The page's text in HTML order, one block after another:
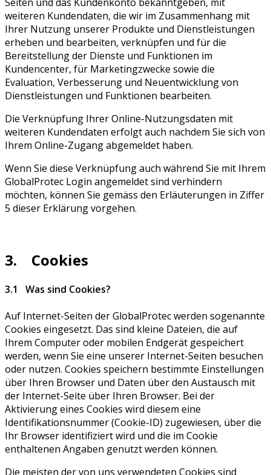
weiteren Kundendaten, die wir im Zusammenhang mit
Ihrer Nutzung unserer Produkte und Dienstleistungen
erheben und bearbeiten, verknüpfen und für die
Bereitstellung der Dienste und Funktionen im
Kundencenter, für Marketingzwecke sowie die
Evaluation, Verbesserung und Neuentwicklung von
Dienstleistungen und Funktionen bearbeiten.
Die Verknüpfung Ihrer Online-Nutzungsdaten mit
weiteren Kundendaten erfolgt auch nachdem Sie sich von
Ihrem Online-Zugang abgemeldet haben.
Wenn Sie diese Verknüpfung auch während Sie mit Ihrem
GlobalProtec Login angemeldet sind verhindern
möchten, können Sie gemäss den Erläuterungen in Ziffer
5 dieser Erklärung vorgehen.
3. Cookies
3.1 Was sind Cookies?
Auf Internet-Seiten der GlobalProtec werden sogenannte
Cookies eingesetzt. Das sind kleine Dateien, die auf
Ihrem Computer oder mobilen Endgerät gespeichert
werden, wenn Sie eine unserer Internet-Seiten besuchen
oder nutzen. Cookies speichern bestimmte Einstellungen
über Ihren Browser und Daten über den Austausch mit
der Internet-Seite über Ihren Browser. Bei der
Aktivierung eines Cookies wird diesem eine
Identifikationsnummer (Cookie-ID) zugewiesen, über die
Ihr Browser identifiziert wird und die im Cookie
enthaltenen Angaben genutzt werden können.
Die meisten der von uns verwendeten Cookies sind